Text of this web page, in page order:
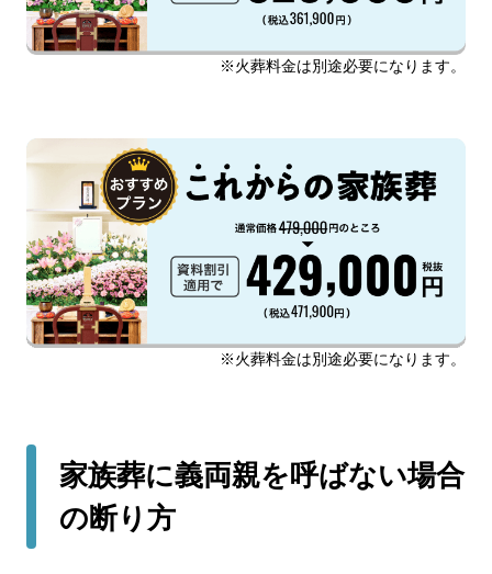
※火葬料金は別途必要になります。
※火葬料金は別途必要になります。
家族葬に義両親を呼ばない場合
の断り方